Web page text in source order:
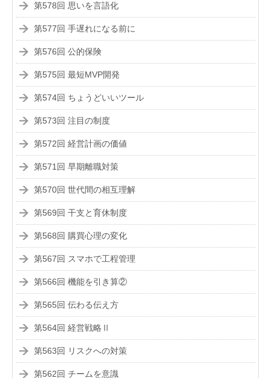
第578回 思いを言語化
第577回 手遅れになる前に
第576回 公的保険
第575回 最短MVP開発
第574回 ちょうどいいツール
第573回 注目の制度
第572回 経営計画の価値
第571回 早期離職対策
第570回 世代間の相互理解
第569回 干支と育休制度
第568回 購買心理の変化
第567回 スマホで工程管理
第566回 機能を引き算②
第565回 伝わる伝え方
第564回 経営戦略Ⅱ
第563回 リスクへの対策
第562回 チームを意識